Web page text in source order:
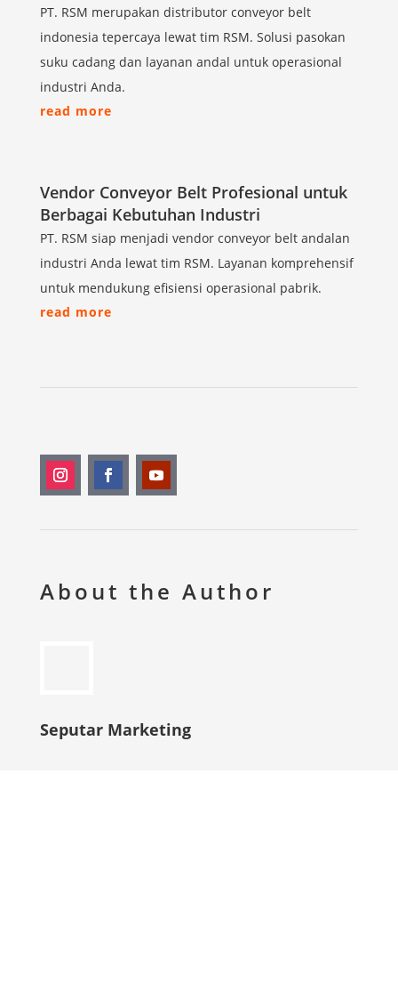
PT. RSM merupakan distributor conveyor belt
indonesia tepercaya lewat tim RSM. Solusi pasokan
suku cadang dan layanan andal untuk operasional
industri Anda.
read more
Vendor Conveyor Belt Profesional untuk
Berbagai Kebutuhan Industri
PT. RSM siap menjadi vendor conveyor belt andalan
industri Anda lewat tim RSM. Layanan komprehensif
untuk mendukung efisiensi operasional pabrik.
read more
About the Author
Seputar Marketing